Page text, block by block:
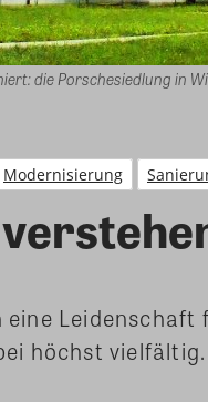
die Porschesiedlung in
Modernisierung
höchst vielfältig.